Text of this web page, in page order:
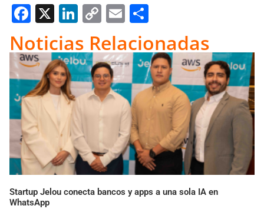
Facebook
X LinkedIn
Copy
Link
Email
Noticias Relacionadas
Startup Jelou conecta bancos y apps a una sola IA en
WhatsApp